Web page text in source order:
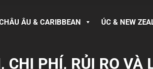
ÂU & CARIBBEAN ÚC & NEW
PHÍ, RỦI RO VÀ